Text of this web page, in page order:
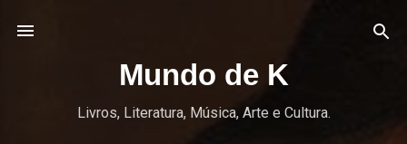
Mundo de K
Livros, Literatura, Música, Arte e Cultura.